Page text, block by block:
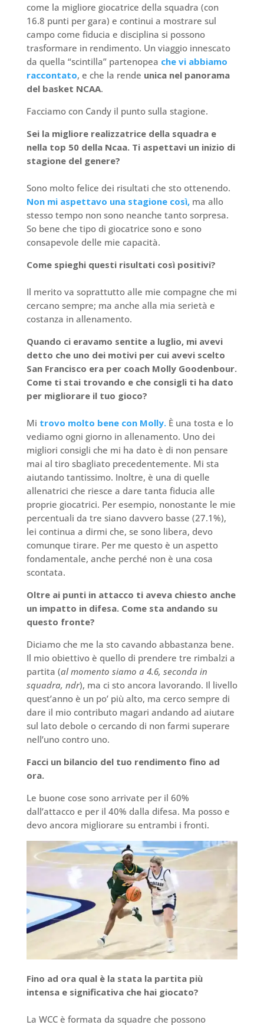
come la migliore giocatrice della squadra (con
16.8 punti per gara) e continui a mostrare sul
campo come fiducia e disciplina si possono
trasformare in rendimento. Un viaggio innescato
da quella “scintilla” partenopea che vi abbiamo
raccontato, e che la rende unica nel panorama
del basket NCAA.
Facciamo con Candy il punto sulla stagione.
Sei la migliore realizzatrice della squadra e
nella top 50 della Ncaa. Ti aspettavi un inizio di
stagione del genere?
Sono molto felice dei risultati che sto ottenendo.
Non mi aspettavo una stagione così,ma allo
stesso tempo non sono neanche tanto sorpresa.
So bene che tipo di giocatrice sono e sono
consapevole delle mie capacità.
Come spieghi questi risultati così positivi?
Il merito va soprattutto alle mie compagne che mi
cercano sempre; ma anche alla mia serietà e
costanza in allenamento.
Quando ci eravamo sentite a luglio, mi avevi
detto che uno dei motivi per cui avevi scelto
San Francisco era per coach Molly Goodenbour.
Come ti stai trovando e che consigli ti ha dato
per migliorare il tuo gioco?
Mi trovo molto bene con Molly.È una tosta e lo
vediamo ogni giorno in allenamento. Uno dei
migliori consigli che mi ha dato è di non pensare
mai al tiro sbagliato precedentemente. Mi sta
aiutando tantissimo. Inoltre, è una di quelle
allenatrici che riesce a dare tanta fiducia alle
proprie giocatrici. Per esempio, nonostante le mie
percentuali da tre siano davvero basse (27.1%),
lei continua a dirmi che, se sono libera, devo
comunque tirare. Per me questo è un aspetto
fondamentale, anche perché non è una cosa
scontata.
Oltre ai punti in attacco ti aveva chiesto anche
un impatto in difesa. Come sta andando su
questo fronte?
Diciamo che me la sto cavando abbastanza bene.
Il mio obiettivo è quello di prendere tre rimbalzi a
partita (al momento siamo a 4.6, seconda in
squadra, ndr), ma ci sto ancora lavorando. Il livello
quest’anno è un po’ più alto, ma cerco sempre di
dare il mio contributo magari andando ad aiutare
sul lato debole o cercando di non farmi superare
nell’uno contro uno.
Facci un bilancio del tuo rendimento fino ad
ora.
Le buone cose sono arrivate per il 60%
dall’attacco e per il 40% dalla difesa. Ma posso e
devo ancora migliorare su entrambi i fronti.
Fino ad ora qual è la stata la partita più
intensa e significativa che hai giocato?
La WCC è formata da squadre che possono